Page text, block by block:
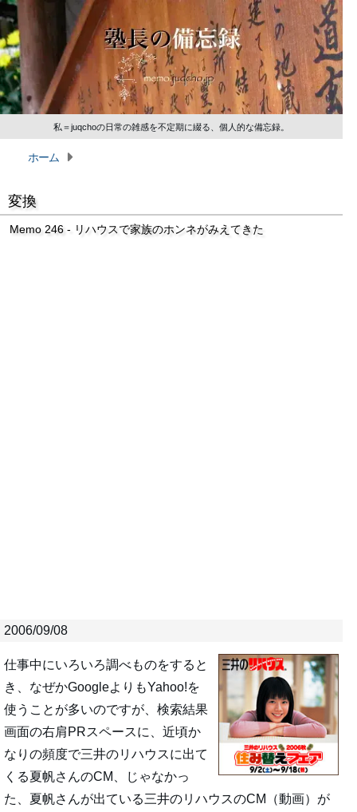
私＝juqchoの日常の雑感を不定期に綴る、個人的な備忘録。
ホーム
変換
Memo 246 - リハウスで家族のホンネがみえてきた
2006/09/08
仕事中にいろいろ調べものをすると
き、なぜかGoogleよりもYahoo!を
使うことが多いのですが、検索結果
画面の右肩PRスペースに、近頃か
なりの頻度で三井のリハウスに出て
くる夏帆さんのCM、じゃなかっ
た、夏帆さんが出ている三井のリハウスのCM（動画）が